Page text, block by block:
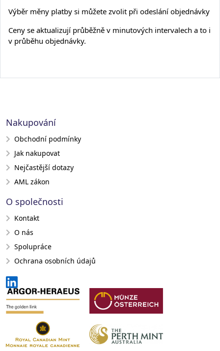
Výběr měny platby si můžete zvolit při odeslání objednávky
Ceny se aktualizují průběžně v minutových intervalech a to i
v průběhu objednávky.
Nakupování
Obchodní podmínky
Jak nakupovat
Nejčastější dotazy
AML zákon
O společnosti
Kontakt
O nás
Spolupráce
Ochrana osobních údajů